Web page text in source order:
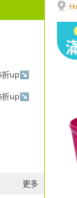
折up↘
折up↘
更多